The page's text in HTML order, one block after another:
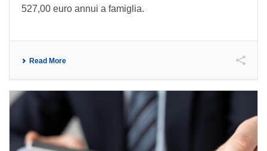
527,00 euro annui a famiglia.
Read More